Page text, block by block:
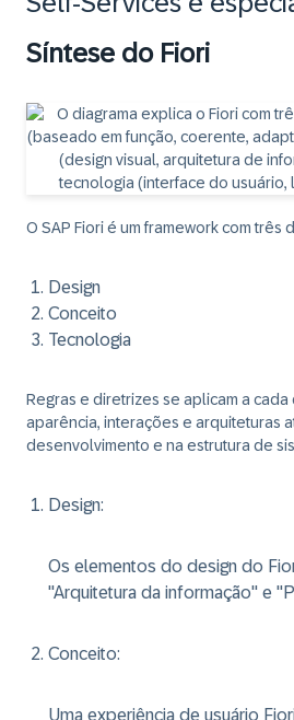
Síntese do Fiori
O SAP Fiori é um framework com três
Design
Conceito
Tecnologia
Regras e diretrizes se aplicam a
aparência, interações e arquiteturas
desenvolvimento e na estrutura de
Design:
Os elementos do design do
"Arquitetura da informação" e
Conceito:
Uma experiência de usuário